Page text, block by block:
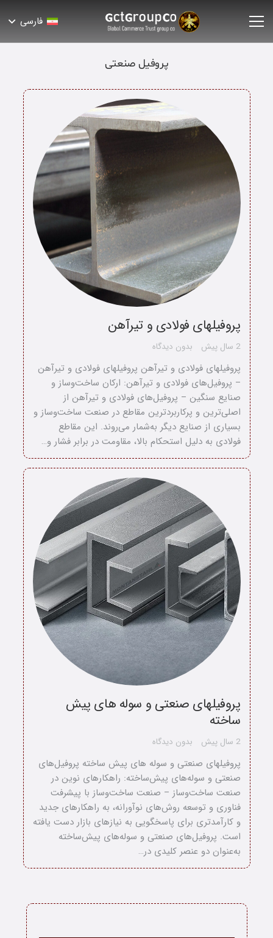
درباره ما
ارتباط با ما
دسته محصولات
بلاگ
فارسی
پروفیل صنعتی
پروفیلهای فولادی و تیرآهن
2 سال پیش بدون دیدگاه
پروفیلهای فولادی و تیرآهن پروفیلهای فولادی و تیرآهن
– پروفیل‌های فولادی و تیرآهن: ارکان ساخت‌وساز و
صنایع سنگین – پروفیل‌های فولادی و تیرآهن از
اصلی‌ترین و پرکاربردترین مقاطع در صنعت ساخت‌وساز و
بسیاری از صنایع دیگر به‌شمار می‌روند. این مقاطع
فولادی به دلیل استحکام بالا، مقاومت در برابر فشار و…
پروفیلهای صنعتی و سوله های پیش
ساخته
2 سال پیش بدون دیدگاه
پروفیلهای صنعتی و سوله های پیش ساخته پروفیل‌های
صنعتی و سوله‌های پیش‌ساخته: راهکارهای نوین در
صنعت ساخت‌وساز – صنعت ساخت‌وساز با پیشرفت
فناوری و توسعه روش‌های نوآورانه، به راهکارهای جدید
و کارآمدتری برای پاسخگویی به نیازهای بازار دست یافته
است. پروفیل‌های صنعتی و سوله‌های پیش‌ساخته
به‌عنوان دو عنصر کلیدی در…